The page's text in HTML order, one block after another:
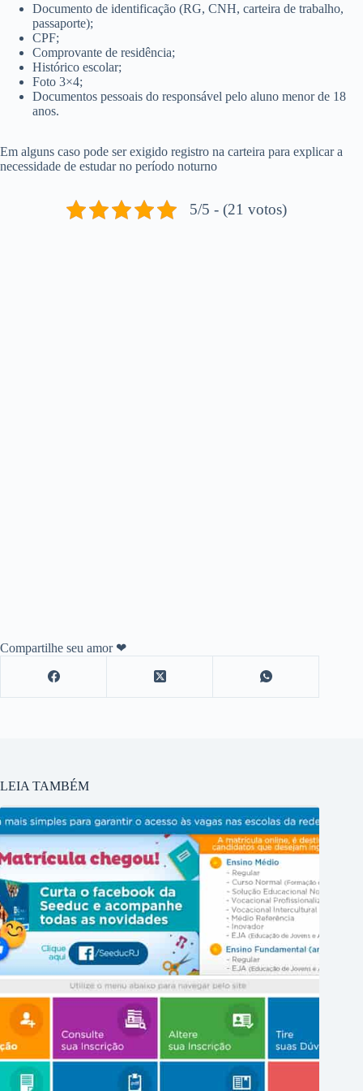
Documento de identificação (RG, CNH, carteira de trabalho,
passaporte);
CPF;
Comprovante de residência;
Histórico escolar;
Foto 3×4;
Documentos pessoais do responsável pelo aluno menor de 18
anos.
Em alguns caso pode ser exigido registro na carteira para explicar a
necessidade de estudar no período noturno
5/5 - (21 votos)
Compartilhe seu amor ❤
LEIA TAMBÉM